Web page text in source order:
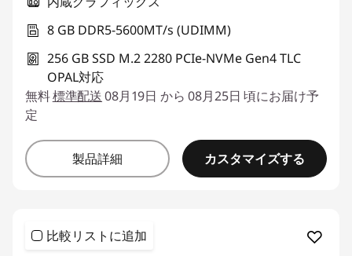
8 GB DDR5-5600MT/s (UDIMM)
256 GB SSD M.2 2280 PCIe-NVMe Gen4 TLC
OPAL対応
無料標準配送08月19日 から 08月25日 頃にお届け予
定
製品詳細 カスタマイズする
比較リストに追加